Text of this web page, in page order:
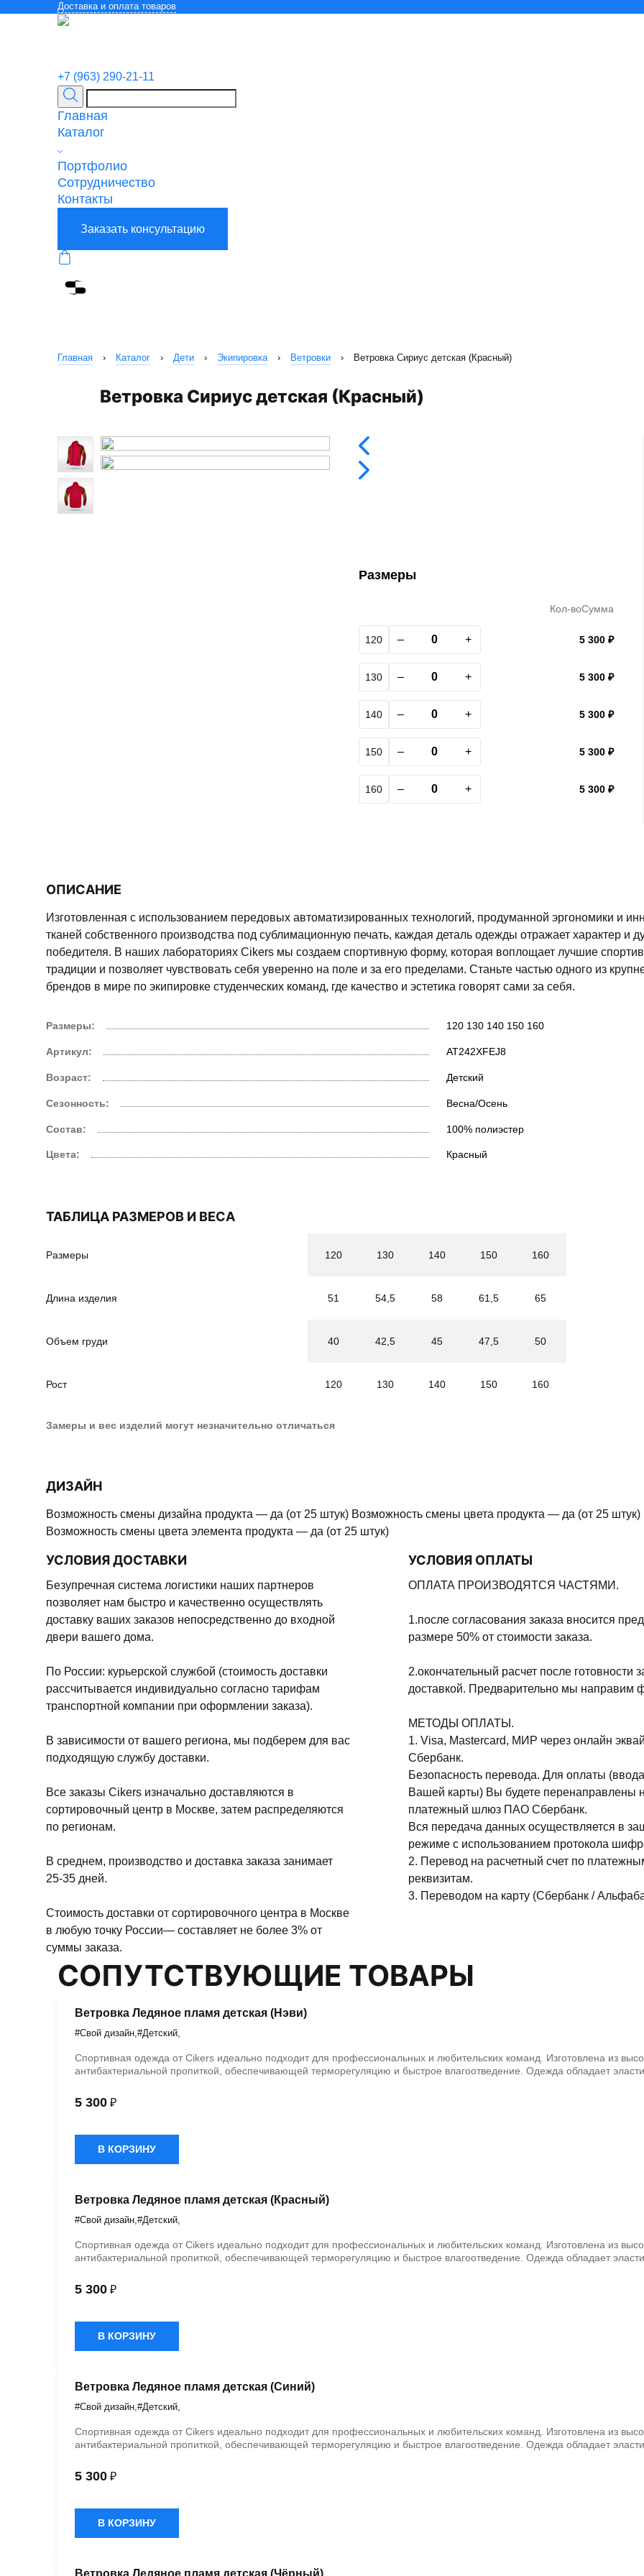
Доставка и оплата товаров
+7 (963) 290-21-11
Главная
Каталог
Портфолио
Сотрудничество
Контакты
Заказать консультацию
Главная › Каталог › Дети › Экипировка › Ветровки › Ветровка Сириус детская (Красный)
Ветровка Сириус детская (Красный)
Размеры
Кол-воСумма
120 – + 5 300 ₽
130 – + 5 300 ₽
140 – + 5 300 ₽
150 – + 5 300 ₽
160 – + 5 300 ₽
ОПИСАНИЕ
Изготовленная с использованием передовых автоматизированных технологий, продуманной эргономики и
тканей собственного производства под сублимационную печать, каждая деталь одежды отражает характер и
победителя. В наших лабораториях Cikers мы создаем спортивную форму, которая воплощает лучшие
традиции и позволяет чувствовать себя уверенно на поле и за его пределами. Станьте частью одного из
брендов в мире по экипировке студенческих команд, где качество и эстетика говорят сами за себя.
Размеры: 120130140150160
Артикул: AT242XFEJ8
Возраст: Детский
Сезонность: Весна/Осень
Состав: 100% полиэстер
Цвета: Красный
ТАБЛИЦА РАЗМЕРОВ И ВЕСА
Размеры
Длина изделия
Объем груди
Рост
120
51
40
120
130
54,5
42,5
130
140
58
45
140
150
61,5
47,5
150
160
65
50
160
Замеры и вес изделий могут незначительно отличаться
ДИЗАЙН
Возможность смены дизайна продукта — да (от 25 штук) Возможность смены цвета продукта — да (от 25 штук)
Возможность смены цвета элемента продукта — да (от 25 штук)
УСЛОВИЯ ДОСТАВКИ
Безупречная система логистики наших партнеров
позволяет нам быстро и качественно осуществлять
доставку ваших заказов непосредственно до входной
двери вашего дома.
По России: курьерской службой (стоимость доставки
рассчитывается индивидуально согласно тарифам
транспортной компании при оформлении заказа).
В зависимости от вашего региона, мы подберем для вас
подходящую службу доставки.
Все заказы Cikers изначально доставляются в
сортировочный центр в Москве, затем распределяются
по регионам.
В среднем, производство и доставка заказа занимает
25-35 дней.
Стоимость доставки от сортировочного центра в Москве
в любую точку России— составляет не более 3% от
суммы заказа.
УСЛОВИЯ ОПЛАТЫ
ОПЛАТА ПРОИЗВОДЯТСЯ ЧАСТЯМИ.
1.после согласования заказа вносится
размере 50% от стоимости заказа.
2.окончательный расчет после готовности
доставкой. Предварительно мы направим
МЕТОДЫ ОПЛАТЫ.
1. Visa, Mastercard, МИР через онлайн
Сбербанк.
Безопасность перевода. Для оплаты
Вашей карты) Вы будете перенаправлены
платежный шлюз ПАО Сбербанк.
Вся передача данных осуществляется в
режиме с использованием протокола
2. Перевод на расчетный счет по
реквизитам.
3. Переводом на карту (Сбербанк /
СОПУТСТВУЮЩИЕ ТОВАРЫ
Ветровка Ледяное пламя детская (Нэви)
#Свой дизайн,#Детский,
Спортивная одежда от Cikers идеально подходит для профессиональных и любительских команд. Изготовлена из
антибактериальной пропиткой, обеспечивающей терморегуляцию и быстрое влагоотведение. Одежда обладает
5 300 ₽
В КОРЗИНУ
Ветровка Ледяное пламя детская (Красный)
#Свой дизайн,#Детский,
Спортивная одежда от Cikers идеально подходит для профессиональных и любительских команд. Изготовлена из
антибактериальной пропиткой, обеспечивающей терморегуляцию и быстрое влагоотведение. Одежда обладает
5 300 ₽
В КОРЗИНУ
Ветровка Ледяное пламя детская (Синий)
#Свой дизайн,#Детский,
Спортивная одежда от Cikers идеально подходит для профессиональных и любительских команд. Изготовлена из
антибактериальной пропиткой, обеспечивающей терморегуляцию и быстрое влагоотведение. Одежда обладает
5 300 ₽
В КОРЗИНУ